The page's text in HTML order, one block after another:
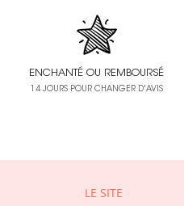
ENCHANTÉ OU REMBOURSÉ
14 JOURS POUR CHANGER D'AVIS
LE SITE